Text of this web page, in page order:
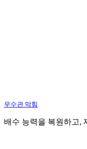
우수관 막힘
배수 능력을 복원하고,